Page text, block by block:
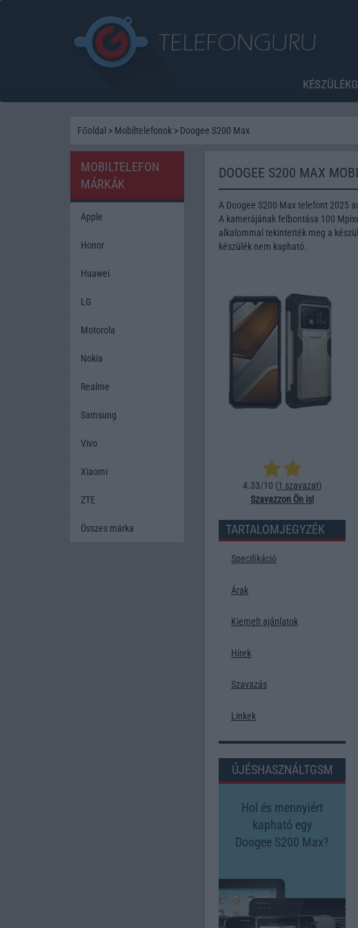
Főoldal > Mobiltelefonok > Doogee S200 Max
DOOGEE S200 MAX
A Doogee S200 Max telefont 2025
A kamerájának felbontása 100
alkalommal tekintették meg a
készülék nem kapható.
4.33/10 (1 szavazat)
Szavazzon Ön is!
TARTALOMJEGYZÉK
Specifikáció
Árak
Kiemelt ajánlatok
Hírek
Szavazás
Linkek
ÚJÉSHASZNÁLTGSM
Hol és mennyiért
kapható egy
Doogee S200 Max?
MOBILTELEFON
MÁRKÁK
Apple
Honor
Huawei
LG
Motorola
Nokia
Realme
Samsung
Vivo
Xiaomi
ZTE
Összes márka